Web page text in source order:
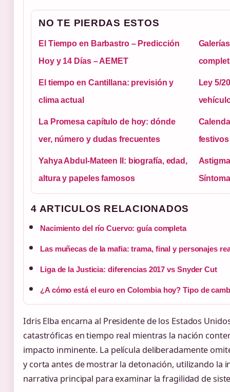
NO TE PIERDAS ESTOS
El Tiempo en Barbastro – Predicción
Hoy y 14 Días – AEMET
El tiempo en Cantillana: previsión y
clima actual
Ley 5/
La Promesa capítulo de hoy: dónde
ver, número y dudas frecuentes
Yahya Abdul-Mateen II: biografía, edad,
altura y papeles famosos
4 ARTICULOS RELACIONADOS
Nacimiento del río Cuervo: guía completa
Las muñecas de la mafia: trama, final y personajes
Liga de la Justicia: diferencias 2017 vs Snyder Cut
¿A cómo está el euro en Colombia hoy? Tipo de
Idris Elba encarna al Presidente de los Estados
catastróficas en tiempo real mientras la nación
impacto inminente. La película deliberadamente
y corta antes de mostrar la detonación, utilizando la
narrativa principal para examinar la fragilidad de